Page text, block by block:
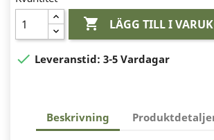
 LÄGG TILL I
 Leveranstid: 3-5 Vardagar
Beskrivning